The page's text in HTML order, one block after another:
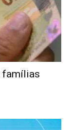
famílias